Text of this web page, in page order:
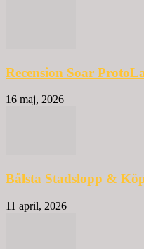
Recension Soar
16 maj, 2026
Bålsta Stadslopp &
11 april, 2026